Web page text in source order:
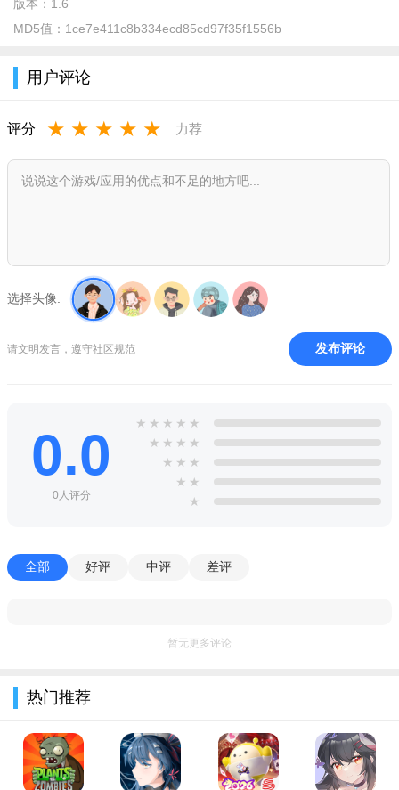
对方。
在这款游戏中的冒险，玩家可以练习自己的投篮技术，更多
休闲的进行的这款游戏，所有的关卡玩家选择简单模式的时
候这个难度是不高的。
1.这是一款指尖游戏，玩起来是非常简单的，只要手指快速的
点击屏幕就可以完成操作任务。
2.瞄准球篮以最快的速度投入到里面，当然也会遇到障碍物和
过程中获得大量的冠军。
游戏优势
展示你灵活的技巧，用你的操作能征服更多的难关以获取更
不同的水平都能由你一次次的解锁，让你能体验到无限的乐
趣。
投篮技巧，提升自己的操作能力，获得更高的分数，完成通关，
然也就越丰厚哦，把握好机会。
游戏点评
版本： 1.6
MD5值： 1ce7e411c8b334ecd85cd97f35f1556b
用户评论
评分 ★ ★ ★ ★ ★ 力荐
选择头像:
请文明发言，遵守社区规范 发布评论
0.0
0人评分
★ ★ ★ ★ ★
★ ★ ★ ★
★ ★ ★
★ ★
★
全部 好评 中评 差评
暂无更多评论
热门推荐